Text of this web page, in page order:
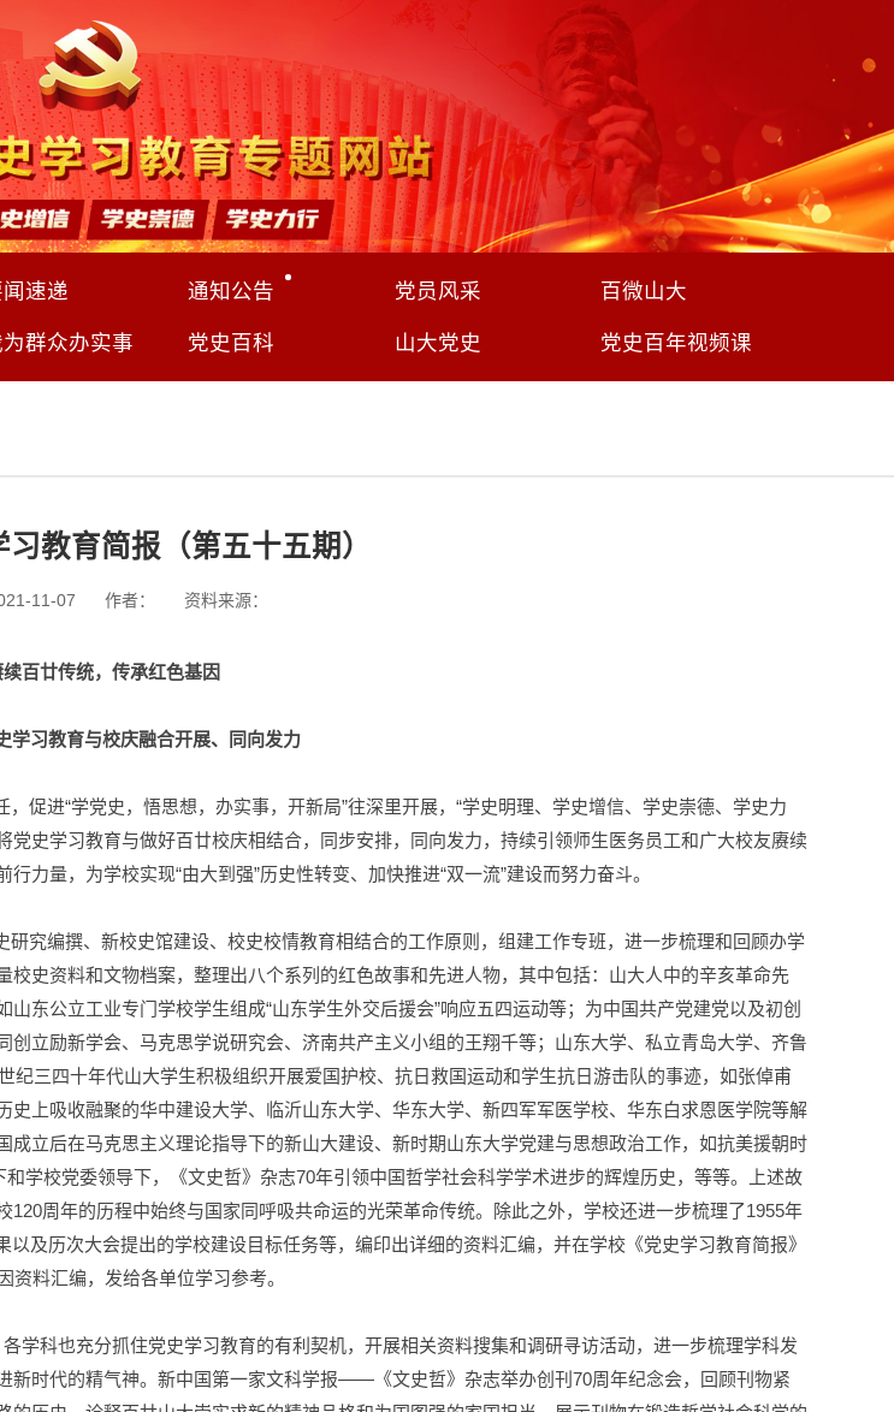
闻速递 通知公告 党员风采 百微山大
群众办实事 党史百科 山大党史 党史百年视频课
教育简报（第五十五期）
11-07 作者： 资料来源：
续百廿传统，传承红色基因
习教育与校庆融合开展、同向发力
促进“学党史，悟思想，办实事，开新局”往深里开展，“学史明理、学史增信、学史崇德、学史力
史学习教育与做好百廿校庆相结合，同步安排，同向发力，持续引领师生医务员工和广大校友赓续
量，为学校实现“由大到强”历史性转变、加快推进“双一流”建设而努力奋斗。
研究编撰、新校史馆建设、校史校情教育相结合的工作原则，组建工作专班，进一步梳理和回顾办学
史资料和文物档案，整理出八个系列的红色故事和先进人物，其中包括：山大人中的辛亥革命先
东公立工业专门学校学生组成“山东学生外交后援会”响应五四运动等；为中国共产党建党以及初创
立励新学会、马克思学说研究会、济南共产主义小组的王翔千等；山东大学、私立青岛大学、齐鲁
三四十年代山大学生积极组织开展爱国护校、抗日救国运动和学生抗日游击队的事迹，如张倬甫
上吸收融聚的华中建设大学、临沂山东大学、华东大学、新四军军医学校、华东白求恩医学院等解
立后在马克思主义理论指导下的新山大建设、新时期山东大学党建与思想政治工作，如抗美援朝时
学校党委领导下，《文史哲》杂志70年引领中国哲学社会科学学术进步的辉煌历史，等等。上述故
周年的历程中始终与国家同呼吸共命运的光荣革命传统。除此之外，学校还进一步梳理了1955年
及历次大会提出的学校建设目标任务等，编印出详细的资料汇编，并在学校《党史学习教育简报》
料汇编，发给各单位学习参考。
学科也充分抓住党史学习教育的有利契机，开展相关资料搜集和调研寻访活动，进一步梳理学科发
新时代的精气神。新中国第一家文科学报——《文史哲》杂志举办创刊70周年纪念会，回顾刊物紧